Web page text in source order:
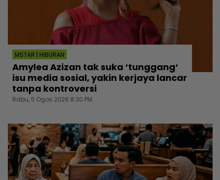
MSTAR | HIBURAN
Amylea Azizan tak suka ‘tunggang‘
isu media sosial, yakin kerjaya lancar
tanpa kontroversi
Rabu, 5 Ogos 2026 8:30 PM